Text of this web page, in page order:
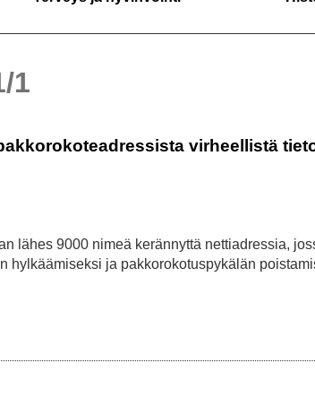
1
virheellistä
lähes 9000 nimeä kerännyttä nettiadressia,
hylkäämiseksi ja pakkorokotuspykälän